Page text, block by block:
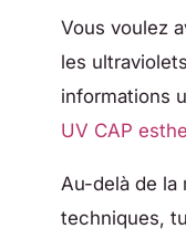
Vous voulez
les
informations
UV CAP
Au-delà de
techniques,